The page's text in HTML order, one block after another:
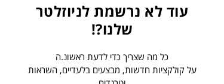
עוד לא נרשמת לניוזלטר
שלנו?!
כל מה שצריך כדי לדעת ראשונ.ה
על קולקציות חדשות, מבצעים בלעדיים, השראות